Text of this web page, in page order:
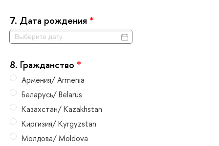
7. Дата рождения *
8. Гражданство *
Армения/ Armenia
Беларусь/ Belarus
Казахстан/ Kazakhstan
Киргизия/ Kyrgyzstan
Молдова/ Moldova